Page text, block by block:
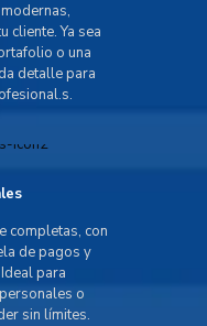
cliente. Ya sea
o una
detalle para
completas, con
de pagos y
para
o
sin límites.